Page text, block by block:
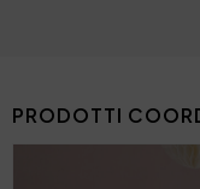
PRODOTTI